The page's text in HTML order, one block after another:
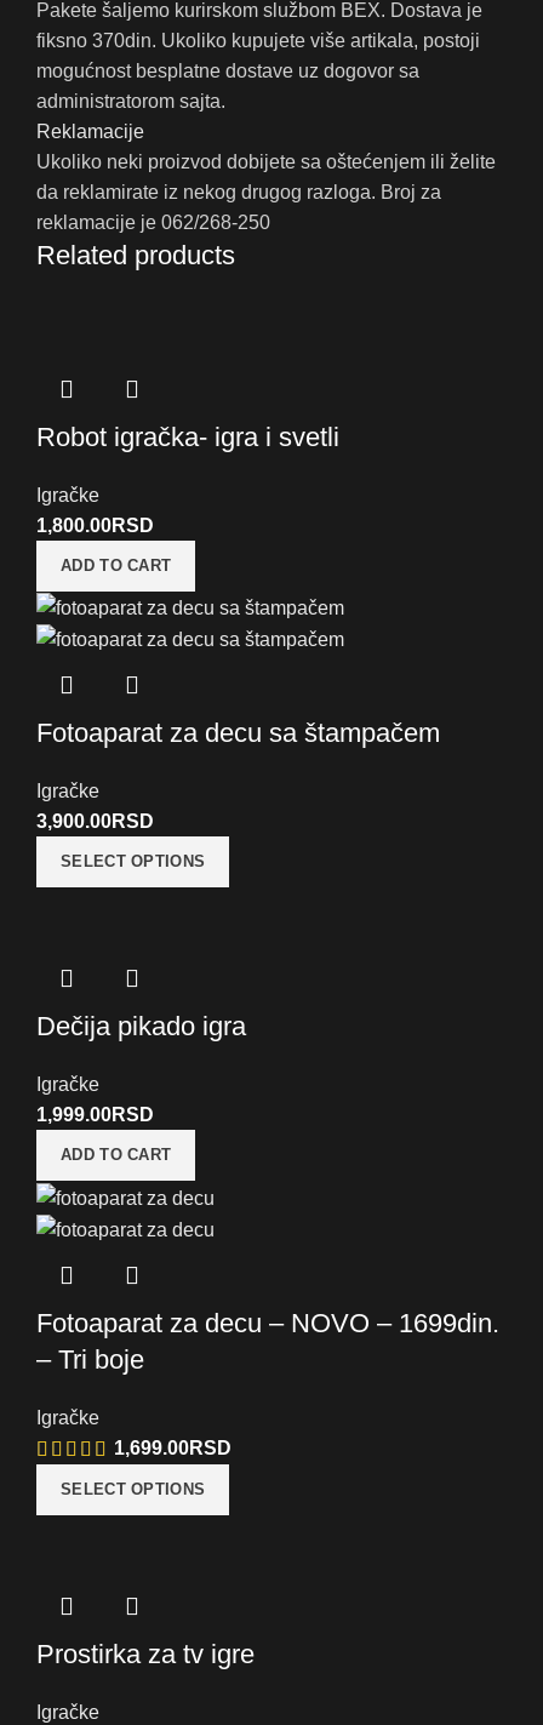
Pakete šaljemo kurirskom službom BEX. Dostava je
fiksno 370din. Ukoliko kupujete više artikala, postoji
mogućnost besplatne dostave uz dogovor sa
administratorom sajta.
Reklamacije
Ukoliko neki proizvod dobijete sa oštećenjem ili želite
da reklamirate iz nekog drugog razloga. Broj za
reklamacije je 062/268-250
Related products
Robot igračka- igra i svetli
Igračke
1,800.00RSD
ADD TO CART
Fotoaparat za decu sa štampačem
Igračke
3,900.00RSD
SELECT OPTIONS
Dečija pikado igra
Igračke
1,999.00RSD
ADD TO CART
Fotoaparat za decu – NOVO – 1699din.
– Tri boje
Igračke
1,699.00RSD
SELECT OPTIONS
Prostirka za tv igre
Igračke